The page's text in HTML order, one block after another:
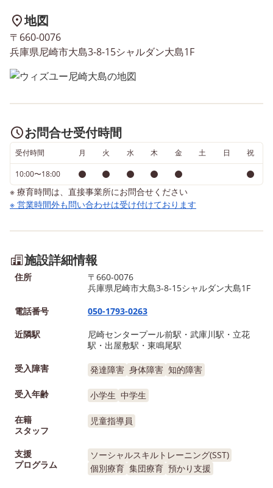
地図
〒660-0076
兵庫県尼崎市大島3-8-15シャルダン大島1F
お問合せ受付時間
受付時間 月 火 水 木 金 土 日 祝
10:00〜18:00
※ 療育時間は、直接事業所にお問合せください
※ 営業時間外も問い合わせは受け付けております
施設詳細情報
住所
〒660-0076
兵庫県尼崎市大島3-8-15シャルダン大島1F
電話番号
050-1793-0263
近隣駅
尼崎センタープール前駅・武庫川駅・立花
駅・出屋敷駅・東鳴尾駅
受入障害
発達障害 身体障害 知的障害
受入年齢 小学生 中学生
在籍
スタッフ
児童指導員
支援
プログラム
ソーシャルスキルトレーニング(SST)
個別療育 集団療育 預かり支援